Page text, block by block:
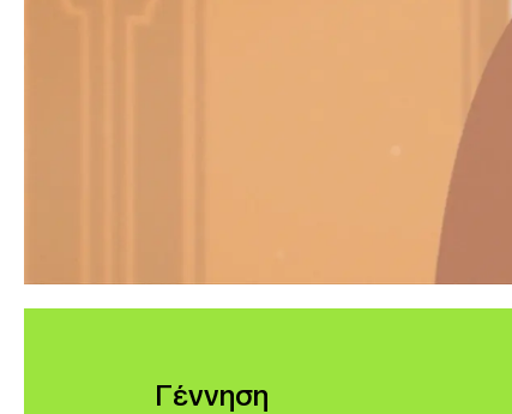
Γέννηση